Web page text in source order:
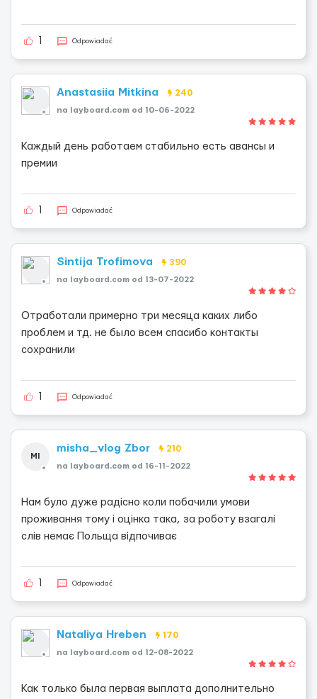
Odpowiadać
Anastasiia Mitkina 240
na layboard.com od 10-06-2022
Каждый день работаем стабильно есть авансы и
премии
Odpowiadać
Sintija Trofimova 390
na layboard.com od 13-07-2022
Отработали примерно три месяца каких либо
проблем и тд. не было всем спасибо контакты
сохранили
Odpowiadać
MI
misha_vlog Zbor 210
na layboard.com od 16-11-2022
Нам було дуже радісно коли побачили умови
проживання тому і оцінка така, за роботу взагалі
слів немає Польща відпочиває
Odpowiadać
Nataliya Hreben 170
na layboard.com od 12-08-2022
Как только была первая выплата дополнительно